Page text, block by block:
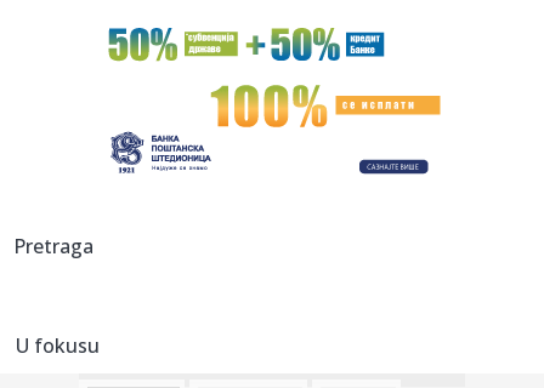
00:02:Na današnji dan, 6. avgust
Tri medalje za Srbiju na EP
23:47:KIKS PANATINAIKOSA UPRKOS OGROMNIM ULAGANJIMA:
sam iz...
23:35:
Pretraga
U fokusu